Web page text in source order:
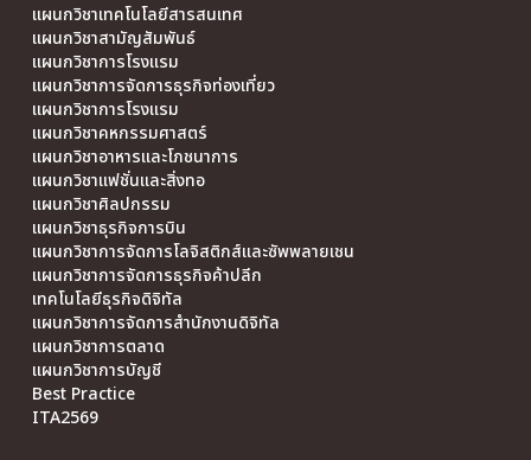
แผนกวิชาเทคโนโลยีสารสนเทศ
แผนกวิชาสามัญสัมพันธ์
แผนกวิชาการโรงแรม
แผนกวิชาการจัดการธุรกิจท่องเที่ยว
แผนกวิชาการโรงแรม
แผนกวิชาคหกรรมศาสตร์
แผนกวิชาอาหารและโภชนาการ
แผนกวิชาแฟชั่นและสิ่งทอ
แผนกวิชาศิลปกรรม
แผนกวิชาธุรกิจการบิน
แผนกวิชาการจัดการโลจิสติกส์และซัพพลายเชน
แผนกวิชาการจัดการธุรกิจค้าปลีก
เทคโนโลยีธุรกิจดิจิทัล
แผนกวิชาการจัดการสำนักงานดิจิทัล
แผนกวิชาการตลาด
แผนกวิชาการบัญชี
Best Practice
ITA2569